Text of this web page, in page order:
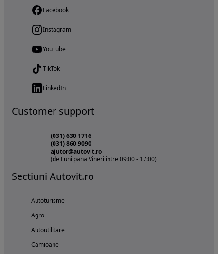
Facebook
Instagram
YouTube
TikTok
LinkedIn
Customer support
(031) 630 1716
(031) 860 9090
ajutor@autovit.ro
(de Luni pana Vineri intre 09:00 - 17:00)
Sectiuni Autovit.ro
Autoturisme
Agro
Autoutilitare
Camioane